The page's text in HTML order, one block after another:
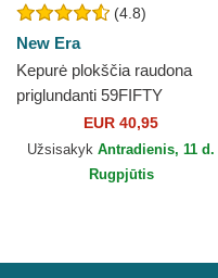
(4.8)
New Era
Kepurė plokščia raudona
priglundanti 59FIFTY
Authentic On Field Los
Angeles Angels MLB New
EUR 40,95
Užsisakyk Antradienis, 11 d.
Rugpjūtis